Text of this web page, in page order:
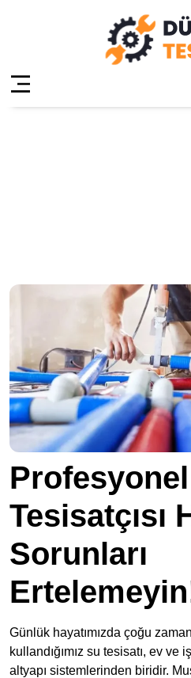
Tesisatçısı
Sorunları
Günlük hayatımızda çoğu
kullandığımız su tesisatı, ev
altyapı sistemlerinden biridir.